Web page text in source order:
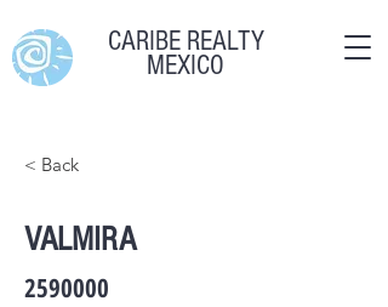
CARIBE REALTY
MEXICO
< Back
VALMIRA
2590000